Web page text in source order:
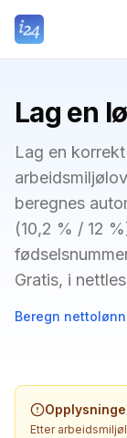
Lag en
Lag en
beregnes
(10,2 % / 12
Gratis, i
Beregn
Etter